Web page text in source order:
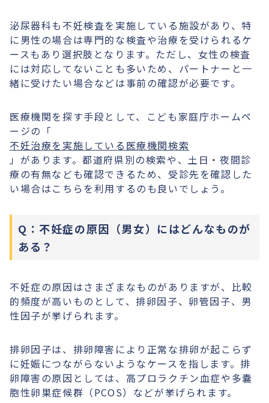
泌尿器科も不妊検査を実施している施設があり、特
に男性の場合は専門的な検査や治療を受けられるケ
ースもあり選択肢となります。ただし、女性の検査
には対応してないことも多いため、パートナーと一
緒に受けたい場合などは事前の確認が必要です。
医療機関を探す手段として、こども家庭庁ホームペ
ージの「
不妊治療を実施している医療機関検索
」があります。都道府県別の検索や、土日・夜間診
療の有無なども確認できるため、受診先を確認した
い場合はこちらを利用するのも良いでしょう。
Q：不妊症の原因（男女）にはどんなものが
ある？
不妊症の原因はさまざまなものがありますが、比較
的頻度が高いものとして、排卵因子、卵管因子、男
性因子が挙げられます。
排卵因子は、排卵障害により正常な排卵が起こらず
に妊娠につながらないようなケースを指します。排
卵障害の原因としては、高プロラクチン血症や多嚢
胞性卵巣症候群（PCOS）などが挙げられます。